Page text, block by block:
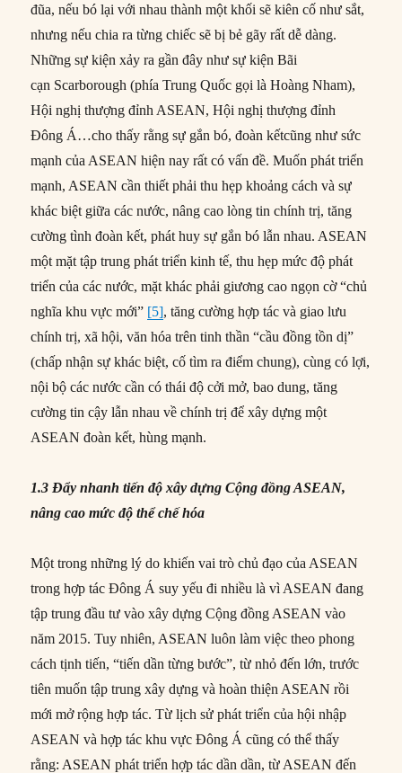
đũa, nếu bó lại với nhau thành một khối sẽ kiên cố như sắt,
nhưng nếu chia ra từng chiếc sẽ bị bẻ gãy rất dễ dàng.
Những sự kiện xảy ra gần đây như sự kiện Bãi
cạn Scarborough (phía Trung Quốc gọi là Hoàng Nham),
Hội nghị thượng đỉnh ASEAN, Hội nghị thượng đỉnh
Đông Á…cho thấy rằng sự gắn bó, đoàn kếtcũng như sức
mạnh của ASEAN hiện nay rất có vấn đề. Muốn phát triển
mạnh, ASEAN cần thiết phải thu hẹp khoảng cách và sự
khác biệt giữa các nước, nâng cao lòng tin chính trị, tăng
cường tình đoàn kết, phát huy sự gắn bó lẫn nhau. ASEAN
một mặt tập trung phát triển kinh tế, thu hẹp mức độ phát
triển của các nước, mặt khác phải giương cao ngọn cờ “chủ
nghĩa khu vực mới” [5], tăng cường hợp tác và giao lưu
chính trị, xã hội, văn hóa trên tinh thần “cầu đồng tồn dị”
(chấp nhận sự khác biệt, cố tìm ra điểm chung), cùng có lợi,
nội bộ các nước cần có thái độ cởi mở, bao dung, tăng
cường tin cậy lẫn nhau về chính trị để xây dựng một
ASEAN đoàn kết, hùng mạnh.
1.3 Đẩy nhanh tiến độ xây dựng Cộng đồng ASEAN,
nâng cao mức độ thể chế hóa
Một trong những lý do khiến vai trò chủ đạo của ASEAN
trong hợp tác Đông Á suy yếu đi nhiều là vì ASEAN đang
tập trung đầu tư vào xây dựng Cộng đồng ASEAN vào
năm 2015. Tuy nhiên, ASEAN luôn làm việc theo phong
cách tịnh tiến, “tiến dần từng bước”, từ nhỏ đến lớn, trước
tiên muốn tập trung xây dựng và hoàn thiện ASEAN rồi
mới mở rộng hợp tác. Từ lịch sử phát triển của hội nhập
ASEAN và hợp tác khu vực Đông Á cũng có thể thấy
rằng: ASEAN phát triển hợp tác dần dần, từ ASEAN đến